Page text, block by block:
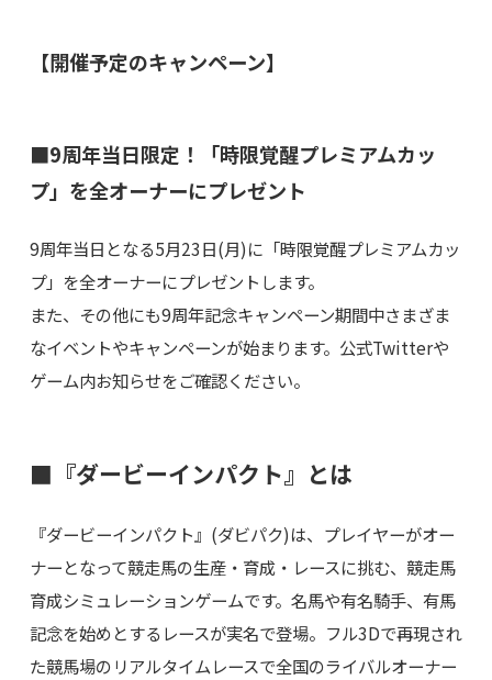
【開催予定のキャンペーン】
■9周年当日限定！「時限覚醒プレミアムカッ
プ」を全オーナーにプレゼント
9周年当日となる5月23日(月)に「時限覚醒プレミアムカッ
プ」を全オーナーにプレゼントします。
また、その他にも9周年記念キャンペーン期間中さまざま
なイベントやキャンペーンが始まります。公式Twitterや
ゲーム内お知らせをご確認ください。
■『ダービーインパクト』とは
『ダービーインパクト』(ダビパク)は、プレイヤーがオー
ナーとなって競走馬の生産・育成・レースに挑む、競走馬
育成シミュレーションゲームです。名馬や有名騎手、有馬
記念を始めとするレースが実名で登場。フル3Dで再現され
た競馬場のリアルタイムレースで全国のライバルオーナー